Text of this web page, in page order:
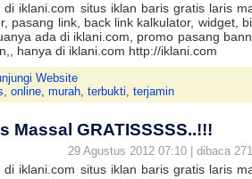
iklani.com situs iklan baris gratis laris
pasang link, back link kalkulator, widget,
ada di iklani.com, promo pasang
hanya di iklani.com http://iklani.com
Website
, online, murah, terbukti, terjamin
Massal GRATISSSSS..!!!
29 Agustus 2012 07:10 | dibaca
iklani.com situs iklan baris gratis laris